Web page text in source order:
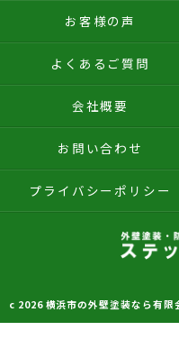
お客様の声
よくあるご質問
会社概要
お問い合わせ
プライバシーポリシー
c 2026 横浜市の外壁塗装なら有